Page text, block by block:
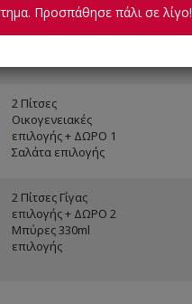
2 Μακαρονάδες
επιλογής + 1 Κρέπα
2 Πίτσες
Οικογενειακές
επιλογής + ΔΩΡΟ 1
Σαλάτα επιλογής
2 Πίτσες Γίγας
επιλογής + ΔΩΡΟ 2
Μπύρες 330ml
επιλογής
Προσπάθησε πάλι σε λίγο!